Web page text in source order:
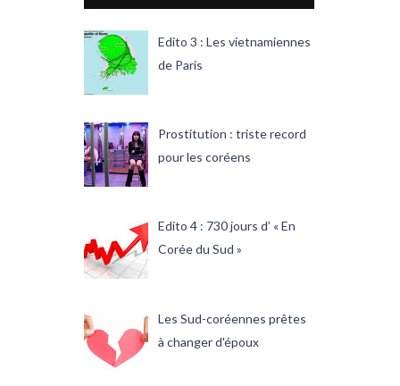
Edito 3 : Les vietnamiennes
de Paris
Prostitution : triste record
pour les coréens
Edito 4 : 730 jours d’ « En
Corée du Sud »
Les Sud-coréennes prêtes
à changer d'époux